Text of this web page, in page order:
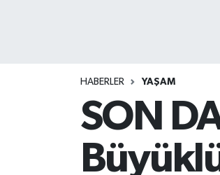
HABERLER YAŞAM
SON
Haber Arşivi